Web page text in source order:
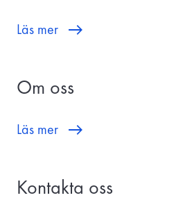
Läs mer
Om oss
Läs mer
Kontakta oss